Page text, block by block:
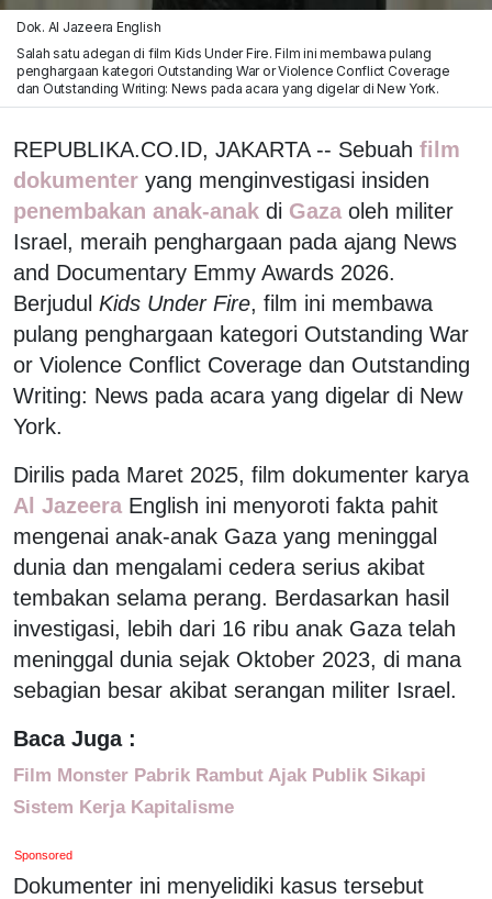
Dok. Al Jazeera English
Salah satu adegan di film Kids Under Fire. Film ini membawa pulang
penghargaan kategori Outstanding War or Violence Conflict Coverage
dan Outstanding Writing: News pada acara yang digelar di New York.
REPUBLIKA.CO.ID, JAKARTA -- Sebuah film
dokumenter yang menginvestigasi insiden
penembakan anak-anak di Gaza oleh militer
Israel, meraih penghargaan pada ajang News
and Documentary Emmy Awards 2026.
Berjudul Kids Under Fire, film ini membawa
pulang penghargaan kategori Outstanding War
or Violence Conflict Coverage dan Outstanding
Writing: News pada acara yang digelar di New
York.
Dirilis pada Maret 2025, film dokumenter karya
Al Jazeera English ini menyoroti fakta pahit
mengenai anak-anak Gaza yang meninggal
dunia dan mengalami cedera serius akibat
tembakan selama perang. Berdasarkan hasil
investigasi, lebih dari 16 ribu anak Gaza telah
meninggal dunia sejak Oktober 2023, di mana
sebagian besar akibat serangan militer Israel.
Baca Juga :
Film Monster Pabrik Rambut Ajak Publik Sikapi
Sistem Kerja Kapitalisme
Sponsored
Dokumenter ini menyelidiki kasus tersebut